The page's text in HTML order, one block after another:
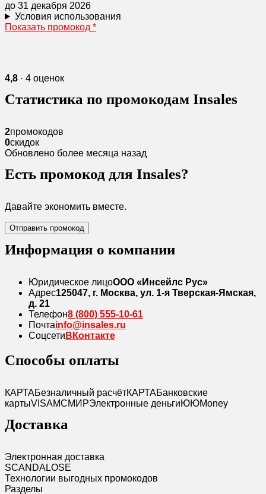
до 31 декабря 2026
Условия использования
Показать промокод *
4,8 · 4 оценок
Статистика по промокодам Insales
2промокодов
0скидок
Обновлено более месяца назад
Есть промокод для Insales?
Давайте экономить вместе.
Отправить промокод
Информация о компании
Юридическое лицоООО «Инсейлс Рус»
Адрес125047, г. Москва, ул. 1-я Тверская-Ямская,
д. 21
Телефон8 (800) 555-10-61
Почтаinfo@insales.ru
Соцсети ВКонтакте
Способы оплаты
КАРТАБезналичный расчётКАРТАБанковские
картыVISAMCМИРЭлектронные деньгиЮЮMoney
Доставка
Электронная доставка
SCANDALOSE
Технологии выгодных промокодов
Разделы